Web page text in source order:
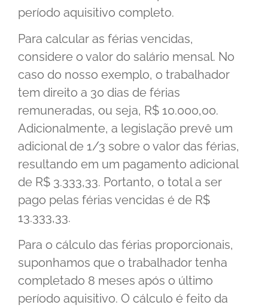
período aquisitivo completo.
Para calcular as férias vencidas,
considere o valor do salário mensal. No
caso do nosso exemplo, o trabalhador
tem direito a 30 dias de férias
remuneradas, ou seja, R$ 10.000,00.
Adicionalmente, a legislação prevê um
adicional de 1/3 sobre o valor das férias,
resultando em um pagamento adicional
de R$ 3.333,33. Portanto, o total a ser
pago pelas férias vencidas é de R$
13.333,33.
Para o cálculo das férias proporcionais,
suponhamos que o trabalhador tenha
completado 8 meses após o último
período aquisitivo. O cálculo é feito da